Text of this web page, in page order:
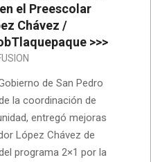
el Preescolar
Chávez /
>>>
de San Pedro
la coordinación de
entregó mejoras
López Chávez de
programa 2×1 por la